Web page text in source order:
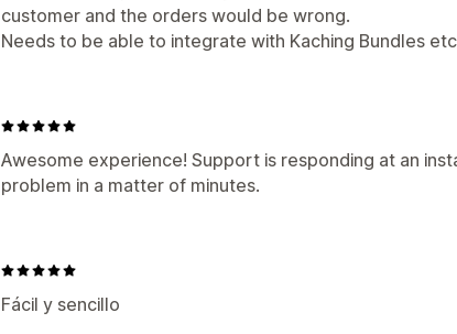
customer and the orders would be wrong.
Needs to be able to integrate with Kaching Bundles etc
Awesome experience! Support is responding at an
problem in a matter of minutes.
Fácil y sencillo